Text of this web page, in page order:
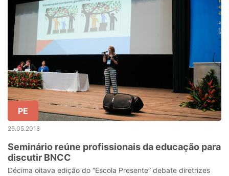
PE
25.05.2018
Seminário reúne profissionais da educação para
discutir BNCC
Décima oitava edição do “Escola Presente” debate diretrizes